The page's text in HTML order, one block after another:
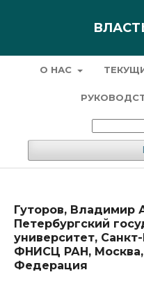
О НАС
Гуторов, Владимир
Петербургский
университет,
ФНИСЦ РАН, Москва,
Федерация